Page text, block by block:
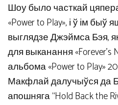
Шоу было часткай
«Power to Play», і ў ім быў
выглядзе Джэймса Бэя,
для выканання «Forever’s
альбома «Power to Play»
Макфлай далучыўся да
апошняга “Hold Back the